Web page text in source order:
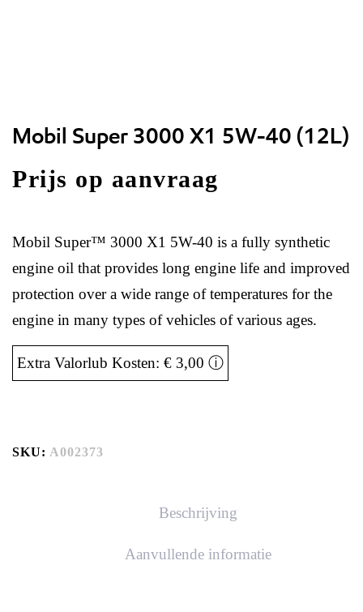
Mobil Super 3000 X1 5W-40 (12L)
Prijs op aanvraag
Mobil Super™ 3000 X1 5W-40 is a fully synthetic
engine oil that provides long engine life and improved
protection over a wide range of temperatures for the
engine in many types of vehicles of various ages.
Extra Valorlub Kosten: € 3,00 ⓘ
SKU: A002373
Beschrijving
Aanvullende informatie